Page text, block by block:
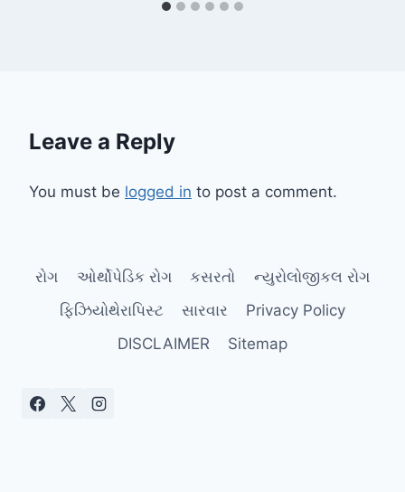
Leave a Reply
You must be logged in to post a comment.
રોગ ઓર્થોપેડિક રોગ કસરતો
ન્યુરોલોજીકલ રોગ
ફિઝિયોથેરાપિસ્ટ
સારવાર
Privacy Policy
DISCLAIMER
Sitemap